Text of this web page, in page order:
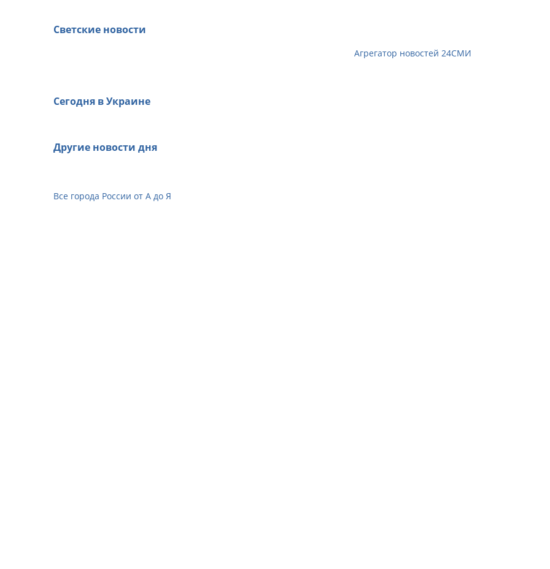
Светские новости
Агрегатор новостей 24СМИ
Сегодня в Украине
Другие новости дня
Все города России от А до Я